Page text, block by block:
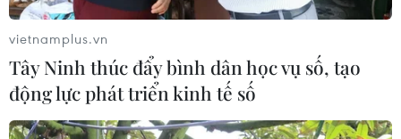
Khởi tố thêm 6 đối tượng vụ lập
khống hồ sơ bảo hiểm y tế ở Đắk Lắk
05/08/2026 14:55
vietnamplus.vn
Tây Ninh thúc đẩy bình dân học vụ số, tạo
động lực phát triển kinh tế số